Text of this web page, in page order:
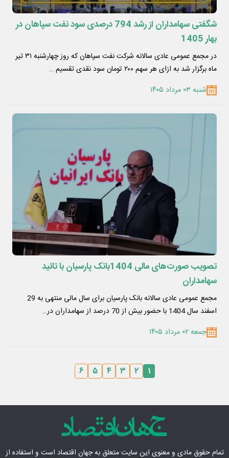
شگفتی سهامداران از رشد 794 درصدی سود نفت سپاهان در
بهار 1405
در مجمع عمومی عادی سالانه شرکت نفت سپاهان که روز چهارشنبه ۳۱ تیر
ماه برگزار شد به ازای هر سهم ۲۰۰ تومان سود نقدی تقسیم …
شنبه ۰۳ مرداد ۱۴۰۵
تصویب صورت‌های مالی 1404بانک پارسیان با تائید
سهامداران
مجمع عمومی عادی سالانه بانک پارسیان برای سال مالی منتهی به 29‌
اسفند سال 1404 با حضور بیش از 70 درصد از سهامداران در…
جمعه ۰۲ مرداد ۱۴۰۵
۱ ۲ ۳ ۴ ۵ ۶
تمام حقوق مادی‌ و معنوی این سایت متعلق بهجهان اقتصاد است و استفاده از